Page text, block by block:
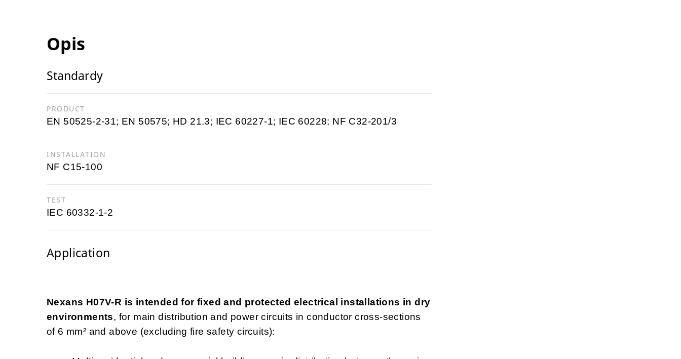
Opis
Standardy
PRODUCT
EN 50525-2-31; EN 50575; HD 21.3; IEC 60227-1; IEC 60228; NF C32-201/3
INSTALLATION
NF C15-100
TEST
IEC 60332-1-2
Application
Nexans H07V-R is intended for fixed and protected electrical installations in dry
environments, for main distribution and power circuits in conductor cross-sections
of 6 mm² and above (excluding fire safety circuits):